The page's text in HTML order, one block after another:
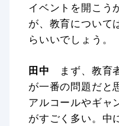
イベントを開こう
が、教育について
らいいでしょう。
田中 まず、教育
が一番の問題だと
アルコールやギャ
がすごく多い。中